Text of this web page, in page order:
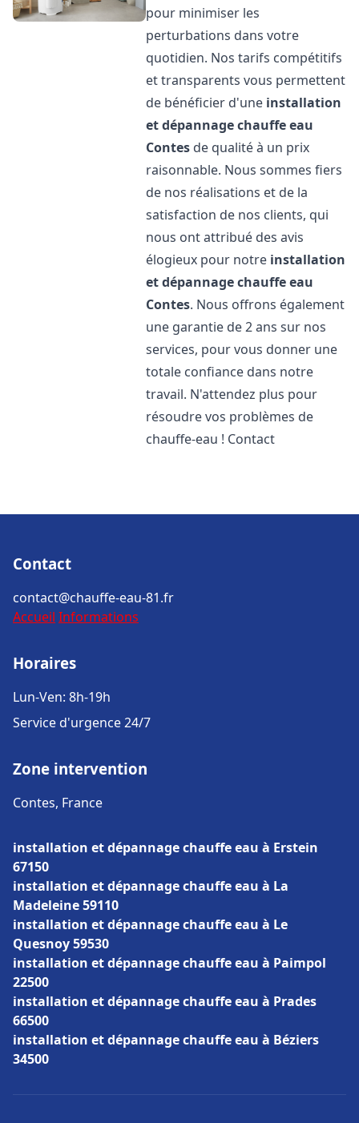
pour minimiser les
perturbations dans votre
quotidien. Nos tarifs compétitifs
et transparents vous permettent
de bénéficier d'une installation
et dépannage chauffe eau
Contes de qualité à un prix
raisonnable. Nous sommes fiers
de nos réalisations et de la
satisfaction de nos clients, qui
nous ont attribué des avis
élogieux pour notre installation
et dépannage chauffe eau
Contes. Nous offrons également
une garantie de 2 ans sur nos
services, pour vous donner une
totale confiance dans notre
travail. N'attendez plus pour
résoudre vos problèmes de
chauffe-eau ! Contact
Contact
contact@chauffe-eau-81.fr
Accueil Informations
Horaires
Lun-Ven: 8h-19h
Service d'urgence 24/7
Zone intervention
Contes, France
installation et dépannage chauffe eau à Erstein
67150
installation et dépannage chauffe eau à La
Madeleine 59110
installation et dépannage chauffe eau à Le
Quesnoy 59530
installation et dépannage chauffe eau à Paimpol
22500
installation et dépannage chauffe eau à Prades
66500
installation et dépannage chauffe eau à Béziers
34500